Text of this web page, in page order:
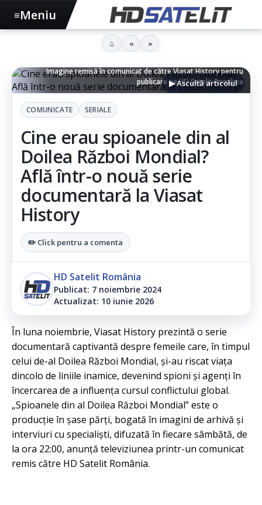
Imagine remisă în comunicat de către Viasat History pentru
publicare pe HD Satelit România
▶ Ascultă articolul
COMUNICATE SERIALE
Cine erau spioanele din al
Doilea Război Mondial?
Află într-o nouă serie
documentară la Viasat
History
✏️ Click pentru a comenta
HD Satelit România
Publicat: 7 noiembrie 2024
Actualizat: 10 iunie 2026
În luna noiembrie, Viasat History prezintă o serie
documentară captivantă despre femeile care, în timpul
celui de-al Doilea Război Mondial, și-au riscat viața
dincolo de liniile inamice, devenind spioni și agenți în
încercarea de a influența cursul conflictului global.
„Spioanele din al Doilea Război Mondial” este o
producție în șase părți, bogată în imagini de arhivă și
interviuri cu specialiști, difuzată în fiecare sâmbătă, de
la ora 22:00, anunță televiziunea printr-un comunicat
remis către HD Satelit România.
≡Meniu
⌂ « »